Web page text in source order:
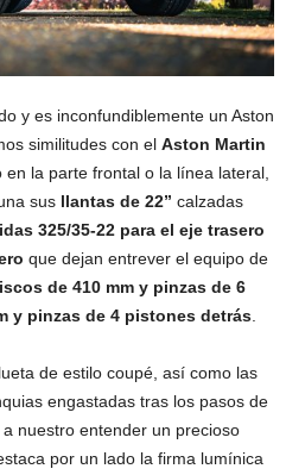
y es inconfundiblemente un Aston
similitudes con el Aston Martin
en la parte frontal o la línea lateral,
sus llantas de 22” calzadas
325/35-22 para el eje trasero
que dejan entrever el equipo de
de 410 mm y pinzas de 6
y pinzas de 4 pistones detrás
de estilo coupé, así como las
engastadas tras los pasos de
nuestro entender un precioso
por un lado la firma lumínica